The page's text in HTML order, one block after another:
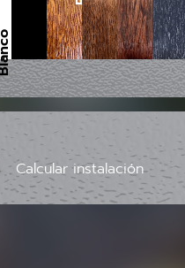
Calcular instalación